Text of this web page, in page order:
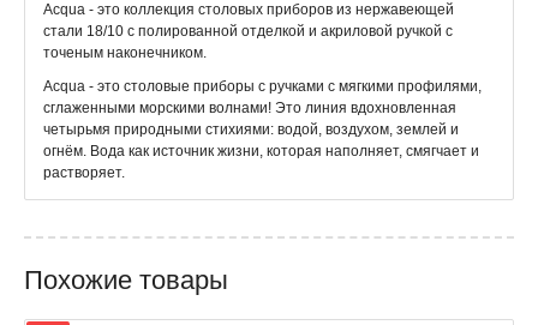
Acqua - это коллекция столовых приборов из нержавеющей
стали 18/10 с полированной отделкой и акриловой ручкой с
точеным наконечником.
Acqua - это столовые приборы с ручками с мягкими профилями,
сглаженными морскими волнами! Это линия вдохновленная
четырьмя природными стихиями: водой, воздухом, землей и
огнём. Вода как источник жизни, которая наполняет, смягчает и
растворяет.
Похожие товары